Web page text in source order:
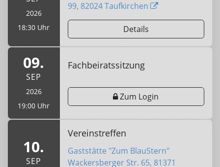
2026
18:30 Uhr
99, 82024 Taufkirchen
Details
09.
SEP
2026
19:00 Uhr
Fachbeiratssitzung
Zum Login
10.
SEP
Vereinstreffen
Gaststätte "Zum BlauStern"
Wackersberger Str. 65, 81371